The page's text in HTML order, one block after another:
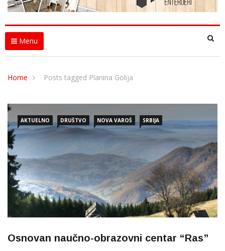
Menu
Home Posts tagged Planina Golija
AKTUELNO DRUŠTVO NOVA VAROŠ SRBIJA
Osnovan naučno-obrazovni centar “Ras”